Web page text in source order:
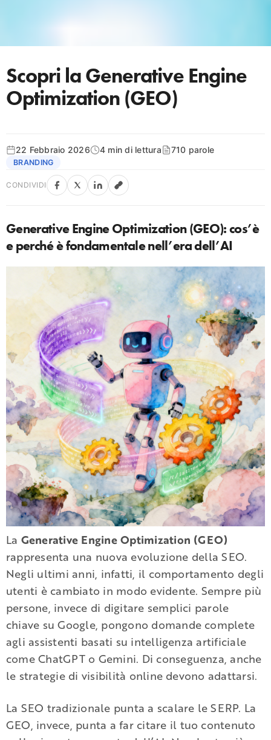
Scopri la Generative Engine
Optimization (GEO)
22 Febbraio 2026 4 min di lettura 710 parole
BRANDING
CONDIVIDI
Generative Engine Optimization (GEO): cos’è
e perché è fondamentale nell’era dell’AI
La Generative Engine Optimization (GEO)
rappresenta una nuova evoluzione della SEO.
Negli ultimi anni, infatti, il comportamento degli
utenti è cambiato in modo evidente. Sempre più
persone, invece di digitare semplici parole
chiave su Google, pongono domande complete
agli assistenti basati su intelligenza artificiale
come ChatGPT o Gemini. Di conseguenza, anche
le strategie di visibilità online devono adattarsi.
La SEO tradizionale punta a scalare le SERP. La
GEO, invece, punta a far citare il tuo contenuto